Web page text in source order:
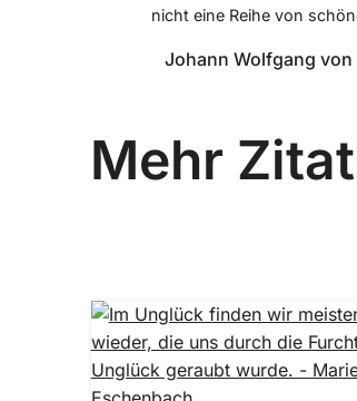
nicht eine Reihe von
Johann Wolfgang von
Mehr